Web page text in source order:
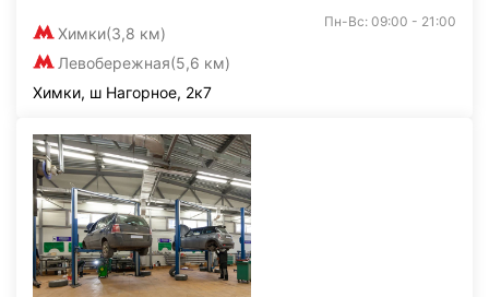
Химки(3,8 км)
Левобережная(5,6 км)
Пн-Вс: 09:00 - 21:00
Химки, ш Нагорное, 2к7